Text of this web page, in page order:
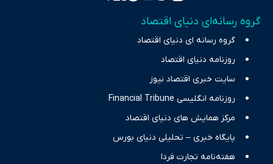
چالش‌های فقر و بیکاری را جست‌وجو کرده و در کنار تحلیل آمارها،
نیازهای خبری مخاطبان در حوزه‌های اثرگذار بر اقتصاد را با رویکردی
حرفه‌ای و روزآمد پوشش می‌دهیم.
گروه رسانه‌ای دنیای اقتصاد
گروه رسانه ای دنیای اقتصاد
روزنامه دنیای اقتصاد
سایت خبری اقتصاد نیوز
روزنامه انگلیسی Financial Tribune
مرکز همایش های دنیای اقتصاد
پایگاه خبری – تحلیلی دنیای بورس
هفته‌نامه تجارت فردا